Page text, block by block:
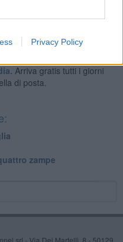
Privacy Policy
Arriva gratis tutti i giorni
di posta.
zampe
srl - Via Dei Martelli, 8 - 50129